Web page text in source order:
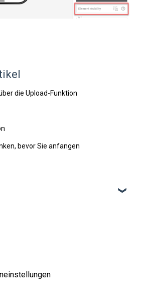
die Upload-Funktion
bevor Sie anfangen